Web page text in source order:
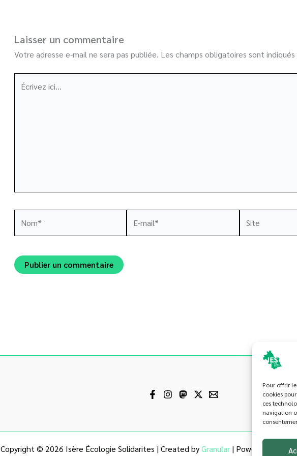
Pour offrir
cookies
ces
navigation
Laisser un commentaire
Votre adresse e-mail ne sera pas publiée. Les champs obligatoires sont
ici…
mail*
Copyright © 2026 Isère Écologie Solidarites | Created byGranular | Powered by